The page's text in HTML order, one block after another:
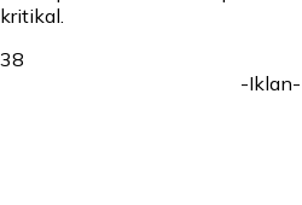
kritikal.
38
-Iklan-